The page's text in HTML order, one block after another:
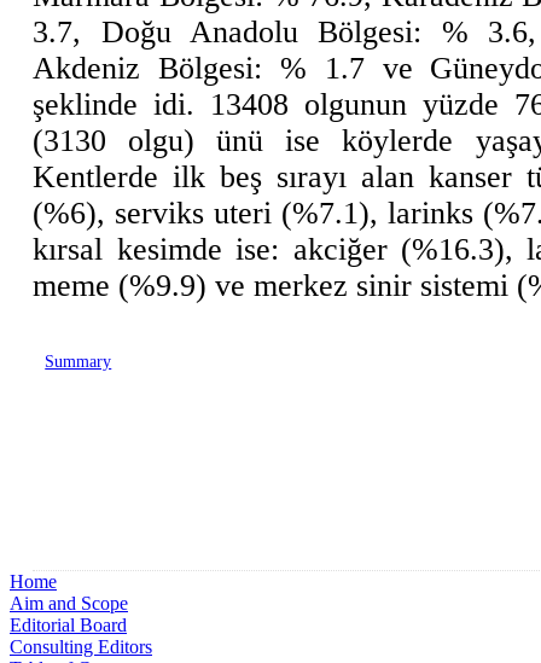
3.7, Doğu Anadolu Bölgesi: %
Akdeniz Bölgesi: % 1.7 ve
şeklinde idi. 13408 olgunun yüzde
(3130 olgu) ünü ise köylerde
Kentlerde ilk beş sırayı alan kanser
(%6), serviks uteri (%7.1), larinks
kırsal kesimde ise: akciğer (%16.3),
meme (%9.9) ve merkez sinir sistemi
Summary
Home
Aim and Scope
Editorial Board
Consulting Editors